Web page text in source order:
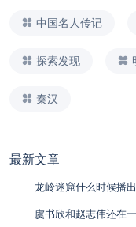
中国名人传记
探索发现
秦汉
最新文章
龙岭迷窟什么时候播出
虞书欣和赵志伟还在